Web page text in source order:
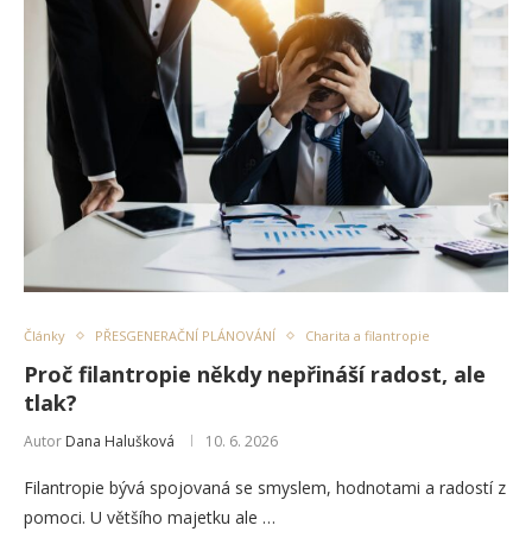
Články PŘESGENERAČNÍ PLÁNOVÁNÍ Charita a filantropie
Proč filantropie někdy nepřináší radost, ale
tlak?
Autor Dana Halušková 10. 6. 2026
Filantropie bývá spojovaná se smyslem, hodnotami a radostí z
pomoci. U většího majetku ale …